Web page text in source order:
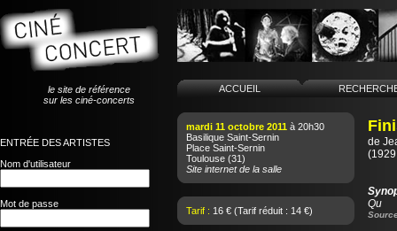
le site de référence
sur les ciné-concerts
ENTRÉE DES ARTISTES
Nom d'utilisateur
Mot de passe
ACCUEIL
mardi 11 octobre 2011 à 20h30
Basilique Saint-Sernin
Place Saint-Sernin
Toulouse (31)
Site internet de la salle
Tarif : 16 € (Tarif réduit : 14 €)
de
Qu